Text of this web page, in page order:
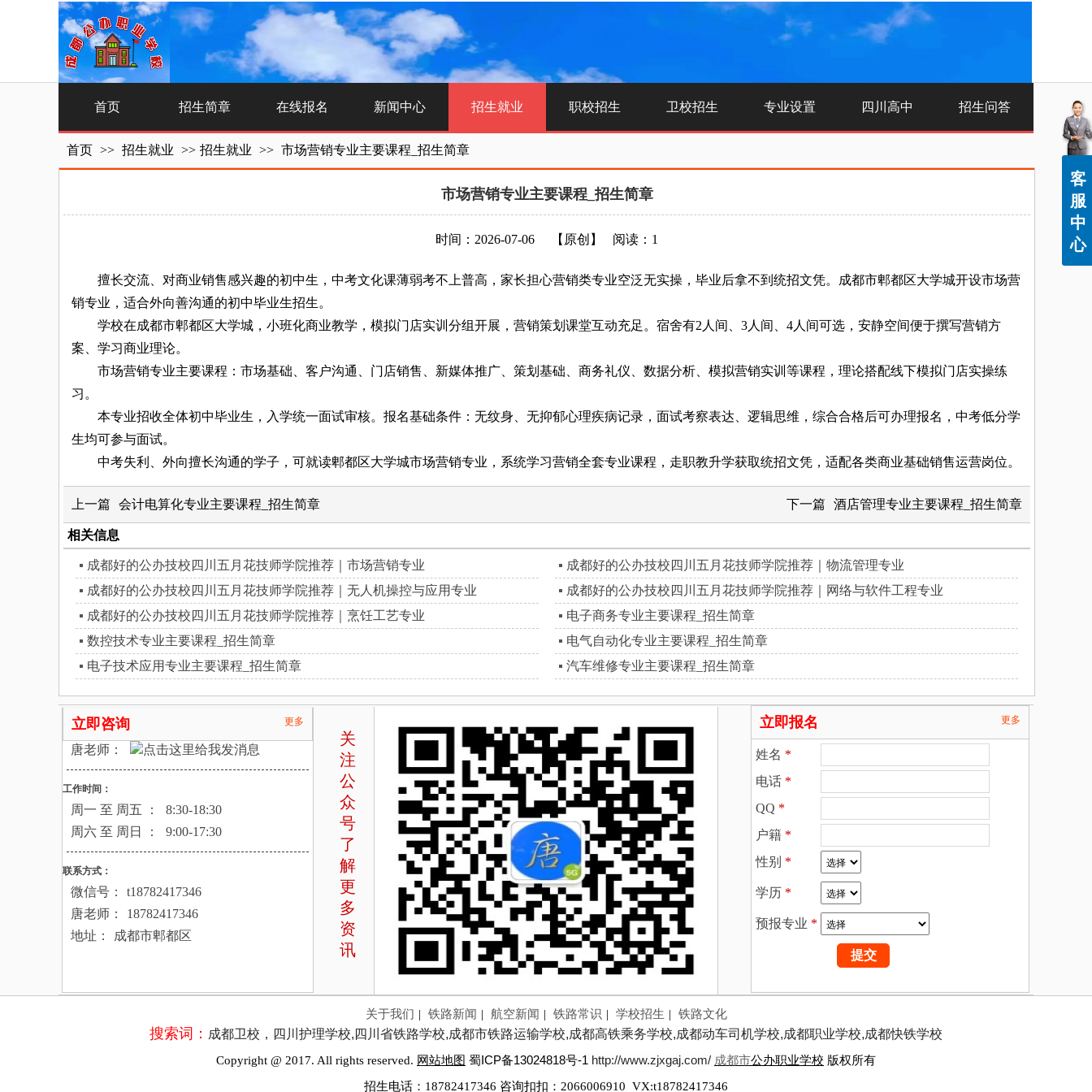
首页 招生简章 在线报名 新闻中心 招生就业 职校招生 卫校招生 专业设置 四川高中 招生问答
首页 >> 招生就业 >> 招生就业 >> 市场营销专业主要课程_招生简章
市场营销专业主要课程_招生简章
时间：2026-07-06 【原创】 阅读：1
擅长交流、对商业销售感兴趣的初中生，中考文化课薄弱考不上普高，家长担心营销类专业空泛无实操，毕业后拿不到统招文凭。成都市郫都区大学城开设市场营
销专业，适合外向善沟通的初中毕业生招生。
学校在成都市郫都区大学城，小班化商业教学，模拟门店实训分组开展，营销策划课堂互动充足。宿舍有2人间、3人间、4人间可选，安静空间便于撰写营销方
案、学习商业理论。
市场营销专业主要课程：市场基础、客户沟通、门店销售、新媒体推广、策划基础、商务礼仪、数据分析、模拟营销实训等课程，理论搭配线下模拟门店实操练
习。
本专业招收全体初中毕业生，入学统一面试审核。报名基础条件：无纹身、无抑郁心理疾病记录，面试考察表达、逻辑思维，综合合格后可办理报名，中考低分学
生均可参与面试。
中考失利、外向擅长沟通的学子，可就读郫都区大学城市场营销专业，系统学习营销全套专业课程，走职教升学获取统招文凭，适配各类商业基础销售运营岗位。
上一篇 会计电算化专业主要课程_招生简章 下一篇 酒店管理专业主要课程_招生简章
相关信息
成都好的公办技校四川五月花技师学院推荐｜市场营销专业
成都好的公办技校四川五月花技师学院推荐｜物流管理专业
成都好的公办技校四川五月花技师学院推荐｜无人机操控与应用专业
成都好的公办技校四川五月花技师学院推荐｜网络与软件工程专业
成都好的公办技校四川五月花技师学院推荐｜烹饪工艺专业
电子商务专业主要课程_招生简章
数控技术专业主要课程_招生简章
电气自动化专业主要课程_招生简章
电子技术应用专业主要课程_招生简章
汽车维修专业主要课程_招生简章
立即咨询 更多
唐老师：
工作时间：
周一 至 周五 ：
8:30-18:30
周六 至 周日 ：
9:00-17:30
联系方式：
微信号：
t18782417346
唐老师：
18782417346
地址：
成都市郫都区
立即报名 更多
姓名 *
电话 *
QQ *
户籍 *
性别 *
学历 *
预报专业 *
关
注
公
众
号
了
解
更
多
资
讯
关于我们 | 铁路新闻 | 航空新闻 | 铁路常识 | 学校招生 | 铁路文化
搜索词： 成都卫校，四川护理学校,四川省铁路学校,成都市铁路运输学校,成都高铁乘务学校,成都动车司机学校,成都职业学校,成都快铁学校
Copyright @ 2017. All rights reserved. 网站地图 蜀ICP备13024818号-1 http://www.zjxgaj.com/ 成都市公办职业学校 版权所有
招生电话：18782417346 咨询扣扣：2066006910 VX:t18782417346
客
服
中
心